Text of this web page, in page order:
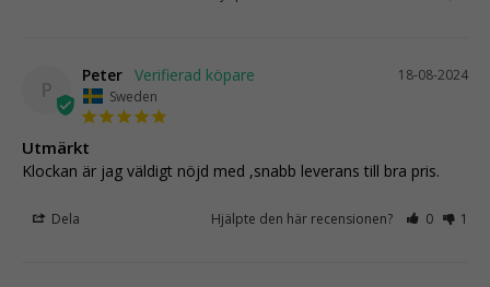
P
18-08-2024
Peter
Sweden
Utmärkt
Klockan är jag väldigt nöjd med ,snabb leverans till bra pris.
Dela Hjälpte den här recensionen? 0 1